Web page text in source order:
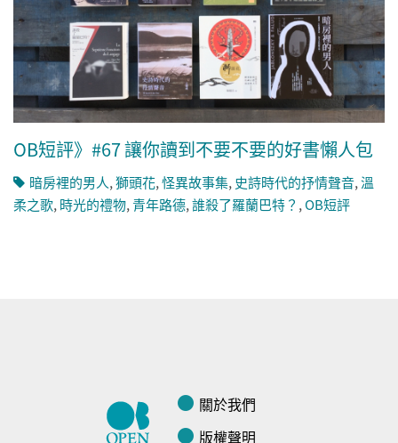
OB短評》#67 讓你讀到不要不要的好書懶人包
暗房裡的男人,獅頭花,怪異故事集,史詩時代的抒情聲音,溫
柔之歌,時光的禮物,青年路德,誰殺了羅蘭巴特？ ,OB短評
關於我們
版權聲明